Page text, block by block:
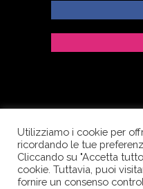
© Copyright
Corso Palatucci, 65 -
Utilizziamo i cookie per
ricordando le tue
Cliccando su "Accetta
cookie. Tuttavia, puoi
fornire un consenso